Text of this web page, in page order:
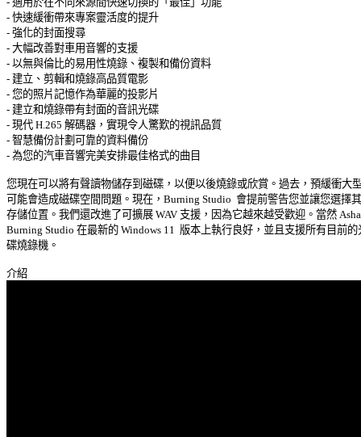
- 快速緩衝帶來專案靈活度的提升
- 強化的封面搜尋
- 大幅改善對車用音響的支援
- 以無與倫比的易用性燒錄、複製和備份資料
- 建立、剪輯和燒錄高品質電影
- 您的照片記憶作為華麗的投影片
- 建立和燒錄帶有封面的音訊光碟
- 現代 H.265 解碼器，實現令人驚歎的視訊品質
- 智慧備份計劃可靠的資料備份
- 為您的汽車音響完美安排最佳格式的曲目
您現在可以將有聲讀物儲存到磁碟，以便以後燒錄或欣賞。過去，預緩衝大
可能會造成磁碟空間問題。現在，Burning Studio  會提前警告您並讓您選擇
存儲位置。我們還改進了可擴展 WAV 支援，因為它越來越受歡迎。當然
Burning Studio 在最新的 Windows 11  版本上執行良好，並且支援所有目前
碟燒錄機。